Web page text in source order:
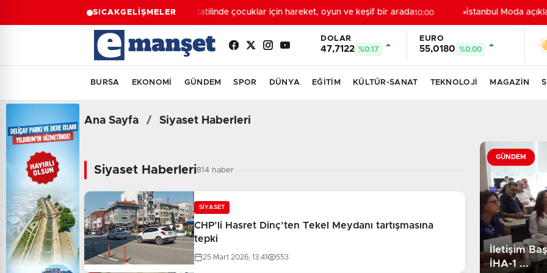
SICAKGELİŞMELERYaz tatilinde çocuklar için hareket, oyun ve keşif bir arada10:00 İstanbul Moda
DOLAR
47,7122 %0.17
EURO
55,0180 %0.00
BURSA EKONOMİ GÜNDEM SPOR DÜNYA EĞİTİM KÜLTÜR-SANAT TEKNOLOJİ MAGAZİN
Siyaset Haberleri - Son Dakika Siyaset Gelişmeleri
Ana Sayfa / Siyaset Haberleri
Siyaset Haberleri814 haber
SİYASET
CHP’li Hasret Dinç’ten Tekel Meydanı tartışmasına
tepki
25 Mart 2026, 13:41 553
GÜNDEM
İletişim
İHA-1 ...